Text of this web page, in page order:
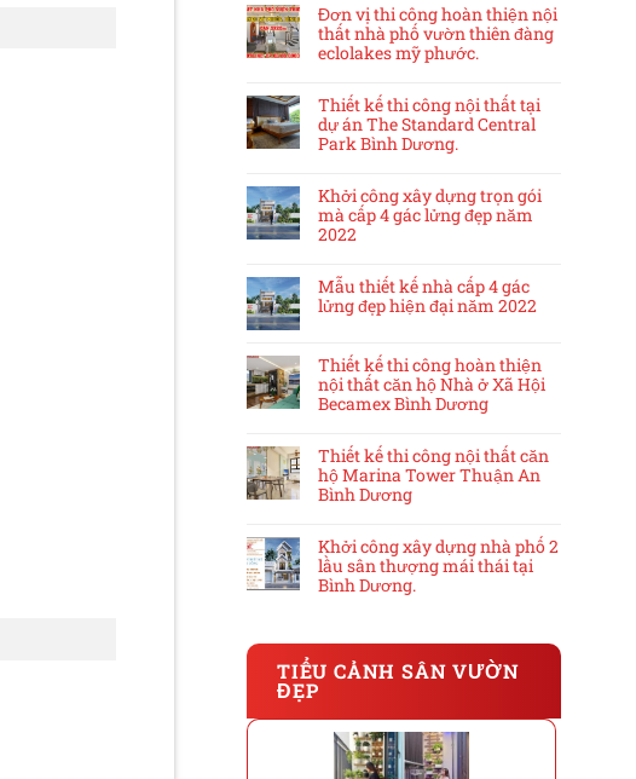
Đơn vị thi công hoàn thiện nội
thất nhà phố vườn thiên đàng
eclolakes mỹ phước.
Thiết kế thi công nội thất tại
dự án The Standard Central
Park Bình Dương.
Khởi công xây dựng trọn gói
mà cấp 4 gác lửng đẹp năm
2022
Mẫu thiết kế nhà cấp 4 gác
lửng đẹp hiện đại năm 2022
Thiết kế thi công hoàn thiện
nội thất căn hộ Nhà ở Xã Hội
Becamex Bình Dương
Thiết kế thi công nội thất căn
hộ Marina Tower Thuận An
Bình Dương
Khởi công xây dựng nhà phố 2
lầu sân thượng mái thái tại
Bình Dương.
TIỂU CẢNH SÂN VƯỜN
ĐẸP